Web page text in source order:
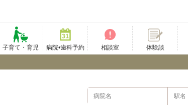
子育て・育児 病院•歯科予約 相談室 体験談